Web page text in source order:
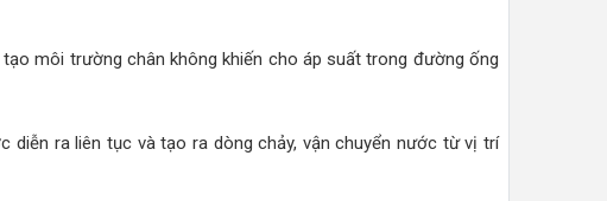
môi trường chân không khiến cho áp suất trong đường ống
ra liên tục và tạo ra dòng chảy, vận chuyển nước từ vị trí